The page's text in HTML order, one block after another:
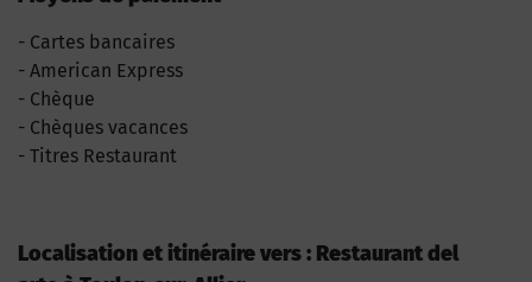
Cartes bancaires
American Express
Chèque
Chèques vacances
Titres Restaurant
Localisation et itinéraire vers : Restaurant del